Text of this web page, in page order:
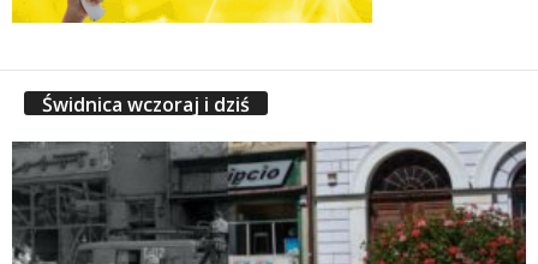
Świdnica wczoraj i dziś